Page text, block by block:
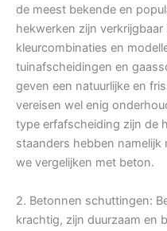
de meest bekende en
hekwerken zijn
kleurcombinaties en
tuinafscheidingen en
geven een natuurlijke en
vereisen wel enig
type erfafscheiding zijn de
staanders hebben namelijk
we vergelijken met beton.
2. Betonnen schuttingen:
krachtig, zijn duurzaam en